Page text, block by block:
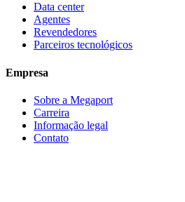
Data center
Agentes
Revendedores
Parceiros tecnológicos
Empresa
Sobre a Megaport
Carreira
Informação legal
Contato